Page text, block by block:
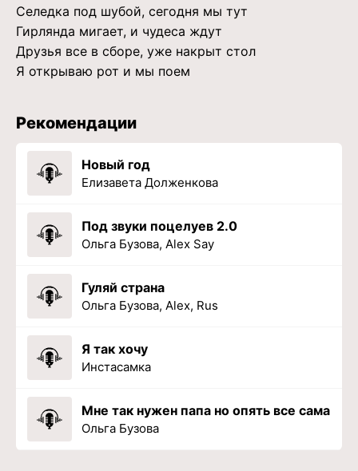
Селедка под шубой, сегодня мы тут
Гирлянда мигает, и чудеса ждут
Друзья все в сборе, уже накрыт стол
Я открываю рот и мы поем
Рекомендации
Новый год
Елизавета Долженкова
Под звуки поцелуев 2.0
Ольга Бузова, Alex Say
Гуляй страна
Ольга Бузова, Alex, Rus
Я так хочу
Инстасамка
Мне так нужен папа но опять все сама
Ольга Бузова